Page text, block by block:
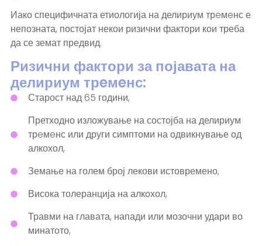
Иако специфичната етиологија на делириум трeмeнс е
непозната, постојат некои ризични фактори кои треба
да се земат предвид.
Ризични фактори за појавата на
делириум трeмeнс:
Старост над 65 години,
Претходно изложување на состојба на делириум
трeмeнс или други симптоми на одвикнување од
алкохол,
Земање на голем број лекови истовремено,
Висока толеранција на алкохол,
Травми на главата, напади или мозочни удари во
минатото,